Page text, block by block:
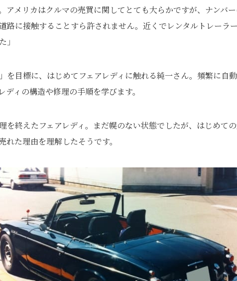
アメリカはクルマの売買に関してとても大らかですが、ナンバ
路に接触することすら許されません。近くでレンタルトレーラ
」
を目標に、はじめてフェアレディに触れる純一さん。頻繁に自
ディの構造や修理の手順を学びます。
を終えたフェアレディ。まだ幌のない状態でしたが、はじめて
れた理由を理解したそうです。